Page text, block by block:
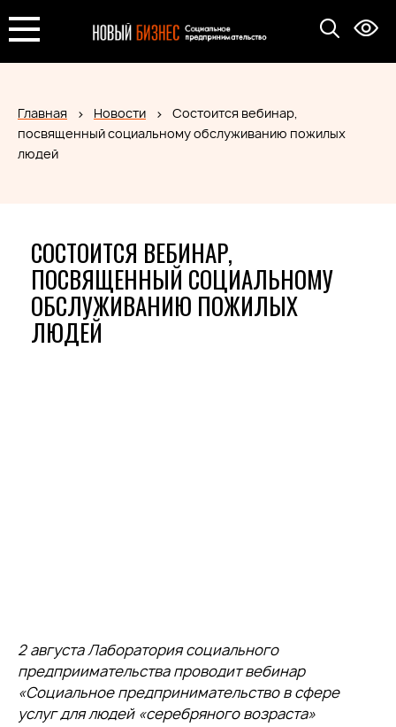
Главная Новости
Состоится вебинар,
посвященный социальному обслуживанию пожилых
людей
СОСТОИТСЯ ВЕБИНАР,
ПОСВЯЩЕННЫЙ СОЦИАЛЬНОМУ
ОБСЛУЖИВАНИЮ ПОЖИЛЫХ
ЛЮДЕЙ
2 августа Лаборатория социального
предприимательства проводит вебинар
«Социальное предпринимательство в сфере
услуг для людей «серебряного возраста»